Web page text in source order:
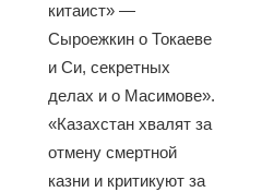
китаист» —
Сыроежкин о Токаеве
и Си, секретных
делах и о Масимове».
«Казахстан хвалят за
отмену смертной
казни и критикуют за